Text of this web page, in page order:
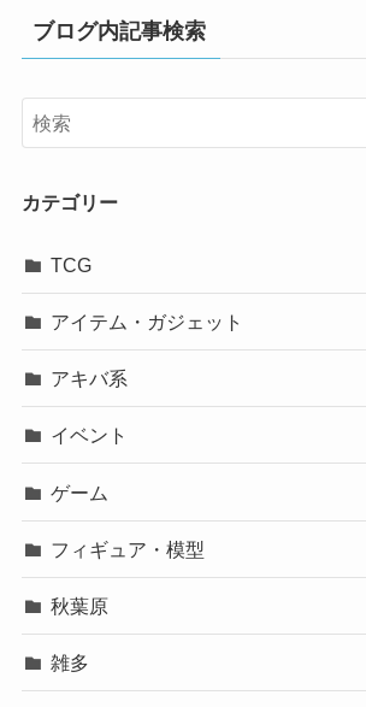
ブログ内記事検索
カテゴリー
TCG
アイテム・ガジェット
アキバ系
イベント
ゲーム
フィギュア・模型
秋葉原
雑多